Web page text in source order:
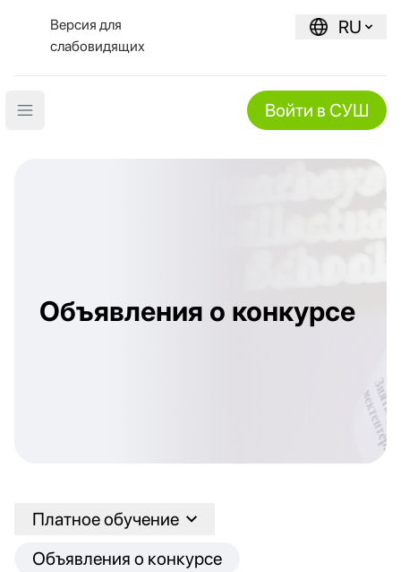
Версия для
слабовидящих
RU
Open main menu Войти в СУШ
Объявления о конкурсе
Платное обучение
Объявления о конкурсе